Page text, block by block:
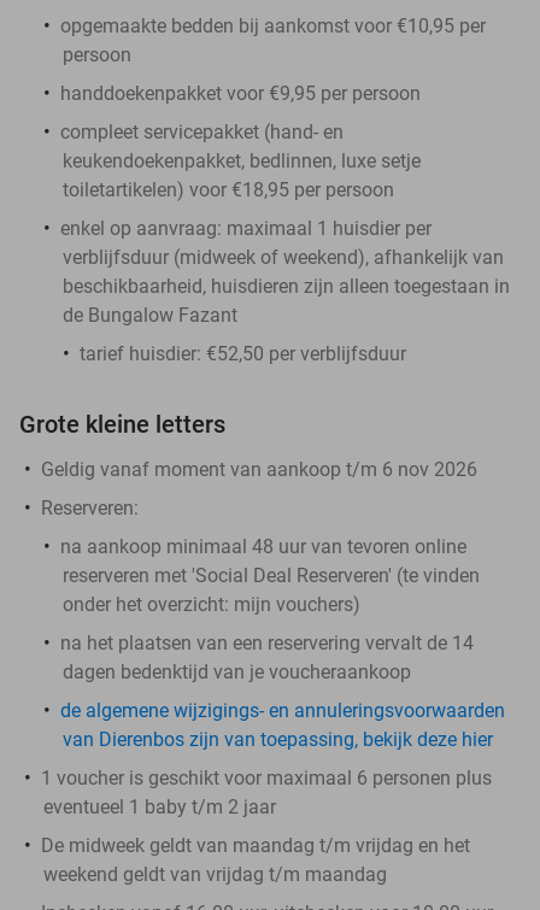
opgemaakte bedden bij aankomst voor €10,95 per
persoon
handdoekenpakket voor €9,95 per persoon
compleet servicepakket (hand- en
keukendoekenpakket, bedlinnen, luxe setje
toiletartikelen) voor €18,95 per persoon
enkel op aanvraag: maximaal 1 huisdier per
verblijfsduur (midweek of weekend), afhankelijk van
beschikbaarheid, huisdieren zijn alleen toegestaan in
de Bungalow Fazant
tarief huisdier: €52,50 per verblijfsduur
Grote kleine letters
Geldig vanaf moment van aankoop t/m 6 nov 2026
Reserveren:
na aankoop minimaal 48 uur van tevoren online
reserveren met 'Social Deal Reserveren' (te vinden
onder het overzicht: mijn vouchers)
na het plaatsen van een reservering vervalt de 14
dagen bedenktijd van je voucheraankoop
de algemene wijzigings- en annuleringsvoorwaarden
van Dierenbos zijn van toepassing, bekijk deze hier
1 voucher is geschikt voor maximaal 6 personen plus
eventueel 1 baby t/m 2 jaar
De midweek geldt van maandag t/m vrijdag en het
weekend geldt van vrijdag t/m maandag